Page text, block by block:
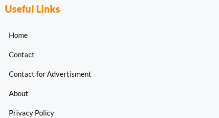
Useful Links
Home
Contact
Contact for Advertisment
About
Privacy Policy